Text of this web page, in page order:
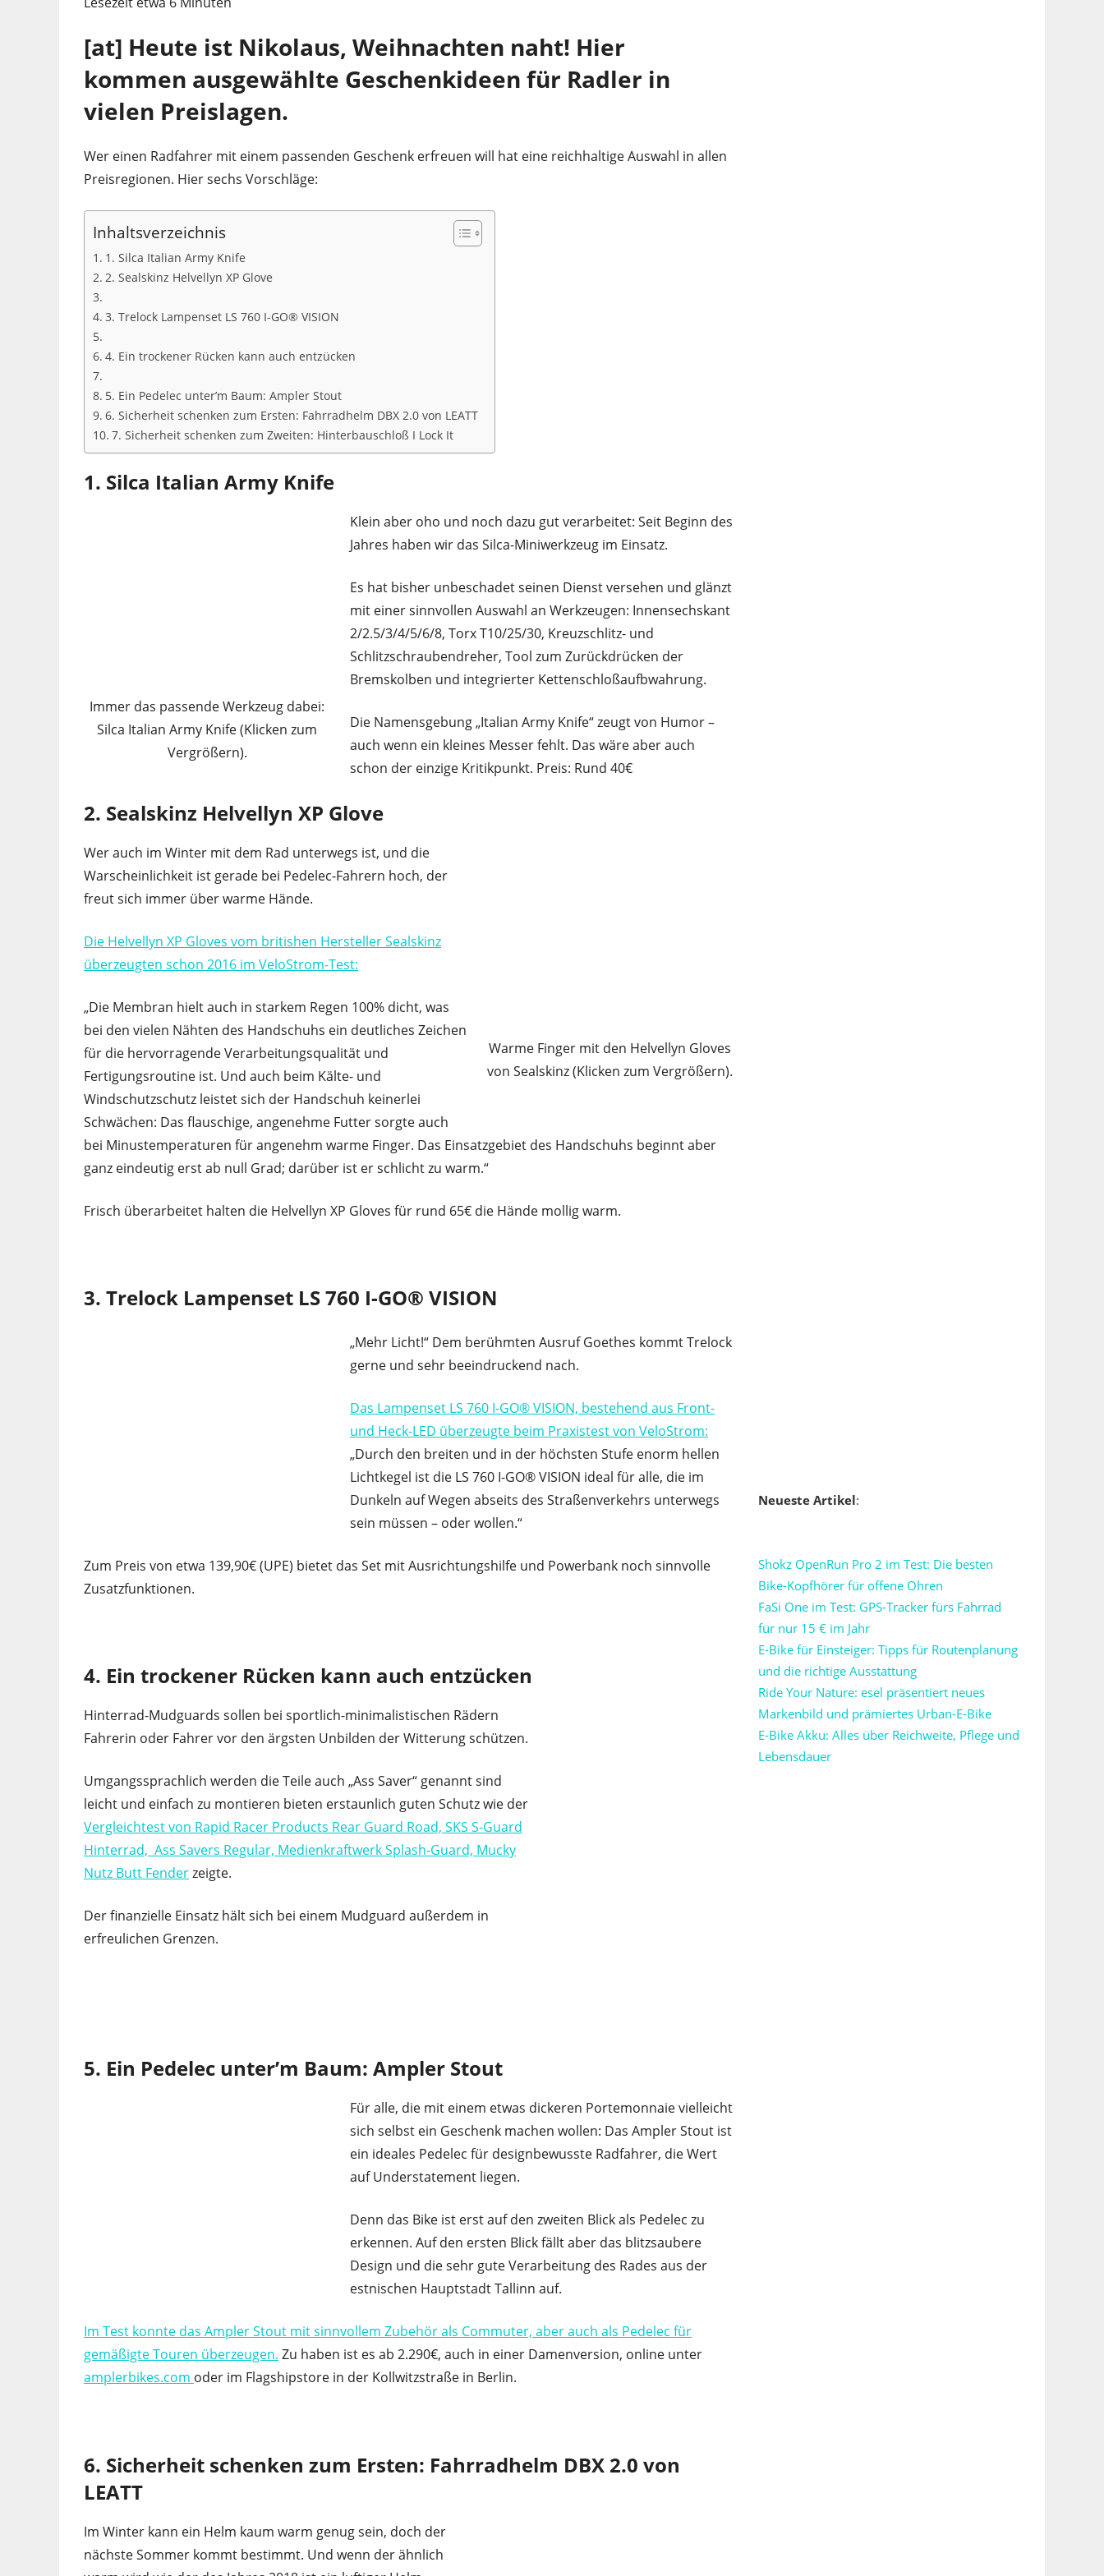
[at] Heute ist Nikolaus, Weihnachten naht! Hier
kommen ausgewählte Geschenkideen für Radler in
vielen Preislagen.
Wer einen Radfahrer mit einem passenden Geschenk erfreuen will hat eine reichhaltige Auswahl in allen
Preisregionen. Hier sechs Vorschläge:
Inhaltsverzeichnis
1. Silca Italian Army Knife
2. Sealskinz Helvellyn XP Glove
3. Trelock Lampenset LS 760 I-GO® VISION
4. Ein trockener Rücken kann auch entzücken
5. Ein Pedelec unter’m Baum: Ampler Stout
6. Sicherheit schenken zum Ersten: Fahrradhelm DBX 2.0 von LEATT
7. Sicherheit schenken zum Zweiten: Hinterbauschloß I Lock It
1. Silca Italian Army Knife
Immer das passende Werkzeug dabei:
Silca Italian Army Knife (Klicken zum
Vergrößern).
Klein aber oho und noch dazu gut verarbeitet: Seit Beginn des
Jahres haben wir das Silca-Miniwerkzeug im Einsatz.
Es hat bisher unbeschadet seinen Dienst versehen und glänzt
mit einer sinnvollen Auswahl an Werkzeugen: Innensechskant
2/2.5/3/4/5/6/8, Torx T10/25/30, Kreuzschlitz- und
Schlitzschraubendreher, Tool zum Zurückdrücken der
Bremskolben und integrierter Kettenschloßaufbwahrung.
Die Namensgebung „Italian Army Knife“ zeugt von Humor –
auch wenn ein kleines Messer fehlt. Das wäre aber auch
schon der einzige Kritikpunkt. Preis: Rund 40€
2. Sealskinz Helvellyn XP Glove
Warme Finger mit den Helvellyn Gloves
von Sealskinz (Klicken zum Vergrößern).
Wer auch im Winter mit dem Rad unterwegs ist, und die
Warscheinlichkeit ist gerade bei Pedelec-Fahrern hoch, der
freut sich immer über warme Hände.
Die Helvellyn XP Gloves vom britishen Hersteller Sealskinz
überzeugten schon 2016 im VeloStrom-Test:
„Die Membran hielt auch in starkem Regen 100% dicht, was
bei den vielen Nähten des Handschuhs ein deutliches Zeichen
für die hervorragende Verarbeitungsqualität und
Fertigungsroutine ist. Und auch beim Kälte- und
Windschutzschutz leistet sich der Handschuh keinerlei
Schwächen: Das flauschige, angenehme Futter sorgte auch
bei Minustemperaturen für angenehm warme Finger. Das Einsatzgebiet des Handschuhs beginnt aber
ganz eindeutig erst ab null Grad; darüber ist er schlicht zu warm.“
Frisch überarbeitet halten die Helvellyn XP Gloves für rund 65€ die Hände mollig warm.
3. Trelock Lampenset LS 760 I-GO® VISION
„Mehr Licht!“ Dem berühmten Ausruf Goethes kommt Trelock
gerne und sehr beeindruckend nach.
Das Lampenset LS 760 I-GO® VISION, bestehend aus Front-
und Heck-LED überzeugte beim Praxistest von VeloStrom:
„Durch den breiten und in der höchsten Stufe enorm hellen
Lichtkegel ist die LS 760 I-GO® VISION ideal für alle, die im
Dunkeln auf Wegen abseits des Straßenverkehrs unterwegs
sein müssen – oder wollen.“
Zum Preis von etwa 139,90€ (UPE) bietet das Set mit Ausrichtungshilfe und Powerbank noch sinnvolle
Zusatzfunktionen.
4. Ein trockener Rücken kann auch entzücken
Hinterrad-Mudguards sollen bei sportlich-minimalistischen Rädern
Fahrerin oder Fahrer vor den ärgsten Unbilden der Witterung schützen.
Umgangssprachlich werden die Teile auch „Ass Saver“ genannt sind
leicht und einfach zu montieren bieten erstaunlich guten Schutz wie der
Vergleichtest von Rapid Racer Products Rear Guard Road, SKS S-Guard
Hinterrad, Ass Savers Regular, Medienkraftwerk Splash-Guard, Mucky
Nutz Butt Fenderzeigte.
Der finanzielle Einsatz hält sich bei einem Mudguard außerdem in
erfreulichen Grenzen.
5. Ein Pedelec unter’m Baum: Ampler Stout
Für alle, die mit einem etwas dickeren Portemonnaie vielleicht
sich selbst ein Geschenk machen wollen: Das Ampler Stout ist
ein ideales Pedelec für designbewusste Radfahrer, die Wert
auf Understatement liegen.
Denn das Bike ist erst auf den zweiten Blick als Pedelec zu
erkennen. Auf den ersten Blick fällt aber das blitzsaubere
Design und die sehr gute Verarbeitung des Rades aus der
estnischen Hauptstadt Tallinn auf.
Im Test konnte das Ampler Stout mit sinnvollem Zubehör als Commuter, aber auch als Pedelec für
gemäßigte Touren überzeugen. Zu haben ist es ab 2.290€, auch in einer Damenversion, online unter
amplerbikes.com oder im Flagshipstore in der Kollwitzstraße in Berlin.
6. Sicherheit schenken zum Ersten: Fahrradhelm DBX 2.0 von
LEATT
Im Winter kann ein Helm kaum warm genug sein, doch der
nächste Sommer kommt bestimmt. Und wenn der ähnlich
Neueste Artikel:
Shokz OpenRun Pro 2 im Test: Die besten
Bike-Kopfhörer für offene Ohren
FaSi One im Test: GPS-Tracker fürs Fahrrad
für nur 15 € im Jahr
E-Bike für Einsteiger: Tipps für Routenplanung
und die richtige Ausstattung
Ride Your Nature: esel präsentiert neues
Markenbild und prämiertes Urban-E-Bike
E-Bike Akku: Alles über Reichweite, Pflege und
Lebensdauer